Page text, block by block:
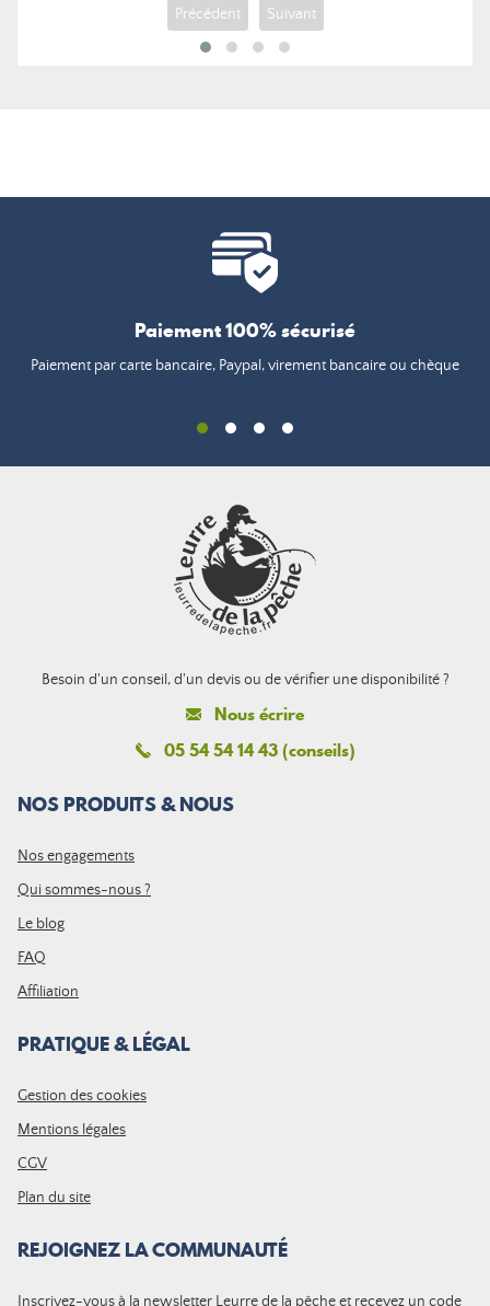
Précédent Suivant
Paiement 100% sécurisé
Paiement par carte bancaire, Paypal, virement bancaire ou chèque
Besoin d'un conseil, d'un devis ou de vérifier une disponibilité ?
Nous écrire
05 54 54 14 43 (conseils)
NOS PRODUITS & NOUS
Nos engagements
Qui sommes-nous ?
Le blog
FAQ
Affiliation
PRATIQUE & LÉGAL
Gestion des cookies
Mentions légales
CGV
Plan du site
REJOIGNEZ LA COMMUNAUTÉ
Inscrivez-vous à la newsletter Leurre de la pêche et recevez un code